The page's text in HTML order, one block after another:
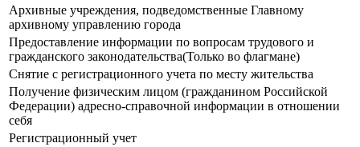
Архивные учреждения, подведомственные Главному
архивному управлению города
Предоставление информации по вопросам трудового и
гражданского законодательства(Только во флагмане)
Снятие с регистрационного учета по месту жительства
Получение физическим лицом (гражданином Российской
Федерации) адресно-справочной информации в отношении
себя
Регистрационный учет